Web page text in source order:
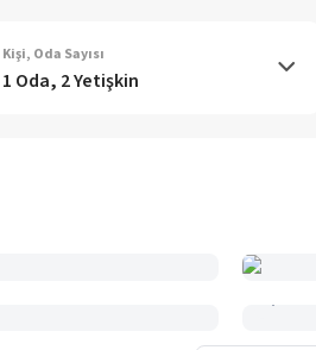
Kişi, Oda Sayısı
1 Oda, 2 Yetişkin